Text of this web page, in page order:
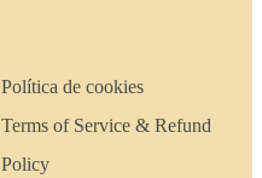
Política de cookies
Terms of Service & Refund
Policy